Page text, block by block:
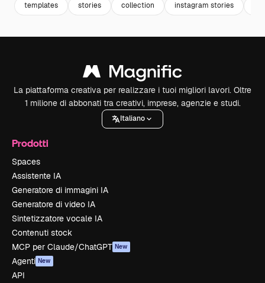
templates stories collection instagram stories
La piattaforma creativa per realizzare i tuoi migliori lavori. Oltre
1 milione di abbonati tra creativi, imprese, agenzie e studi.
Italiano
Prodotti
Spaces
Assistente IA
Generatore di immagini IA
Generatore di video IA
Sintetizzatore vocale IA
Contenuti stock
MCP per Claude/ChatGPT New
Agenti New
API